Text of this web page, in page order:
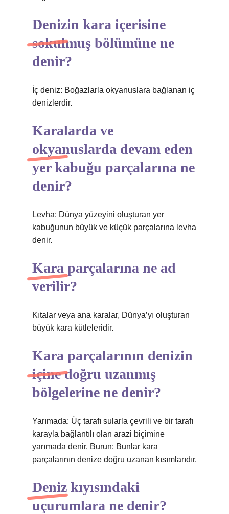
Denizin kara içerisine
sokulmuş bölümüne ne
denir?
İç deniz: Boğazlarla okyanuslara bağlanan iç
denizlerdir.
Karalarda ve
okyanuslarda devam eden
yer kabuğu parçalarına ne
denir?
Levha: Dünya yüzeyini oluşturan yer
kabuğunun büyük ve küçük parçalarına levha
denir.
Kara parçalarına ne ad
verilir?
Kıtalar veya ana karalar, Dünya’yı oluşturan
büyük kara kütleleridir.
Kara parçalarının denizin
içine doğru uzanmış
bölgelerine ne denir?
Yarımada: Üç tarafı sularla çevrili ve bir tarafı
karayla bağlantılı olan arazi biçimine
yarımada denir. Burun: Bunlar kara
parçalarının denize doğru uzanan kısımlarıdır.
Deniz kıyısındaki
uçurumlara ne denir?